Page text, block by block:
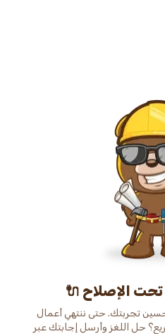
تحت الإصلاح 🔌
تجربتك. حتى ننتهي أعمال
حل اللغز وأرسل إجابتك عبر